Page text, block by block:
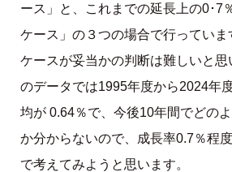
ース」と、これまでの延長上の0･7
ケース」の３つの場合で行ってい
ケースが妥当かの判断は難しいと
のデータでは1995年度から2024年
均が 0.64％で、今後10年間でどの
か分からないので、成長率0.7％程
で考えてみようと思います。